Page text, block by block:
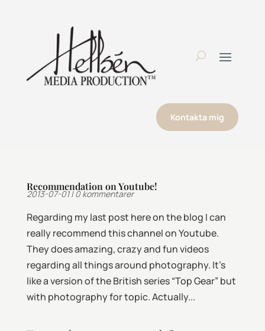
Kontakta mig
Recommendation on Youtube!
2013-07-01|0 kommentarer
Regarding my last post here on the blog I can
really recommend this channel on Youtube.
They does amazing, crazy and fun videos
regarding all things around photography. It’s
like a version of the British series “Top Gear” but
with photography for topic. Actually...